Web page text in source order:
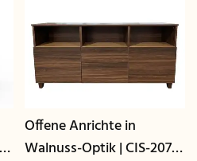
Offene Anrichte in
Walnuss-Optik | CIS-207 -